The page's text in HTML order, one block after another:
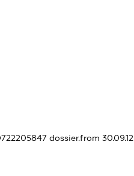
dossier.from 30.09.12